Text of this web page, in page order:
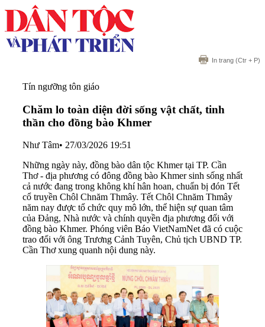
In trang (Ctr + P)
Tín ngưỡng tôn giáo
Chăm lo toàn diện đời sống vật chất, tinh
thần cho đồng bào Khmer
Như Tâm• 27/03/2026 19:51
Những ngày này, đồng bào dân tộc Khmer tại TP. Cần
Thơ - địa phương có đông đồng bào Khmer sinh sống nhất
cả nước đang trong không khí hân hoan, chuẩn bị đón Tết
cổ truyền Chôl Chnăm Thmây. Tết Chôl Chnăm Thmây
năm nay được tổ chức quy mô lớn, thể hiện sự quan tâm
của Đảng, Nhà nước và chính quyền địa phương đối với
đồng bào Khmer. Phóng viên Báo VietNamNet đã có cuộc
trao đổi với ông Trương Cảnh Tuyên, Chủ tịch UBND TP.
Cần Thơ xung quanh nội dung này.